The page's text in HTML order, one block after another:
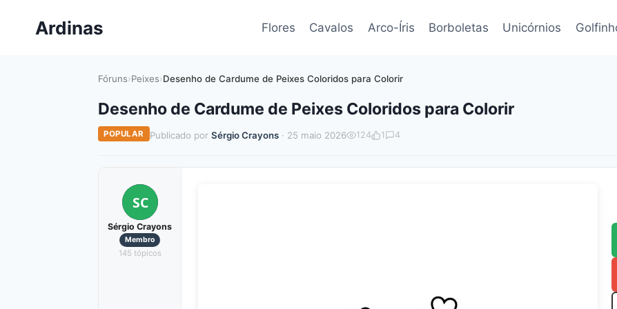
Ardinas Flores Cavalos Arco-Íris Borboletas Unicórnios
Fóruns›Peixes›Desenho de Cardume de Peixes Coloridos para Colorir
Desenho de Cardume de Peixes Coloridos para Colorir
POPULAR Publicado por Sérgio Crayons· 25 maio 2026 124 1 4
SC
Sérgio Crayons
Membro
145 tópicos